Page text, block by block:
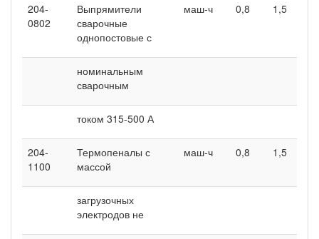
204-
0802
Выпрямители
сварочные
однопостовые с
маш-ч 0,8 1,5
номинальным
сварочным
током 315-500 А
204-
1100
Термопеналы с
массой
маш-ч 0,8 1,5
загрузочных
электродов не